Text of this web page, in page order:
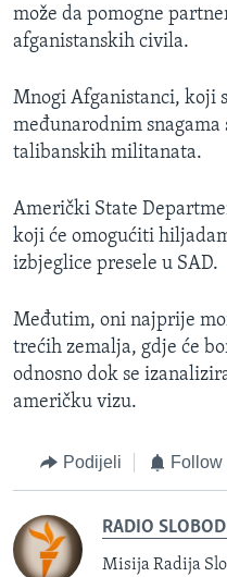
može da pomogne
afganistanskih civila.
Mnogi Afganistanci, koji
međunarodnim snagama
talibanskih militanata.
Američki State
koji će omogućiti
izbjeglice presele u SAD.
Međutim, oni najprije
trećih zemalja, gdje će
odnosno dok se
američku vizu.
Podijeli Follow
RADIO
Misija Radija